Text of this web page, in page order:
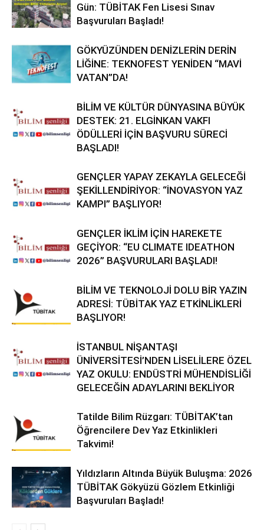
Gün: TÜBİTAK Fen Lisesi Sınav
Başvuruları Başladı!
GÖKYÜZÜNDEN DENİZLERİN DERİN
LİĞİNE: TEKNOFEST YENİDEN “MAVİ
VATAN”DA!
BİLİM VE KÜLTÜR DÜNYASINA BÜYÜK
DESTEK: 21. ELGİNKAN VAKFI
ÖDÜLLERİ İÇİN BAŞVURU SÜRECİ
BAŞLADI!
GENÇLER YAPAY ZEKAYLA GELECEĞİ
ŞEKİLLENDİRİYOR: “İNOVASYON YAZ
KAMPI” BAŞLIYOR!
GENÇLER İKLİM İÇİN HAREKETE
GEÇİYOR: “EU CLIMATE IDEATHON
2026” BAŞVURULARI BAŞLADI!
BİLİM VE TEKNOLOJİ DOLU BİR YAZIN
ADRESİ: TÜBİTAK YAZ ETKİNLİKLERİ
BAŞLIYOR!
İSTANBUL NİŞANTAŞI
ÜNİVERSİTESİ’NDEN LİSELİLERE ÖZEL
YAZ OKULU: ENDÜSTRİ MÜHENDİSLİĞİ
GELECEĞİN ADAYLARINI BEKLİYOR
Tatilde Bilim Rüzgarı: TÜBİTAK’tan
Öğrencilere Dev Yaz Etkinlikleri
Takvimi!
Yıldızların Altında Büyük Buluşma: 2026
TÜBİTAK Gökyüzü Gözlem Etkinliği
Başvuruları Başladı!